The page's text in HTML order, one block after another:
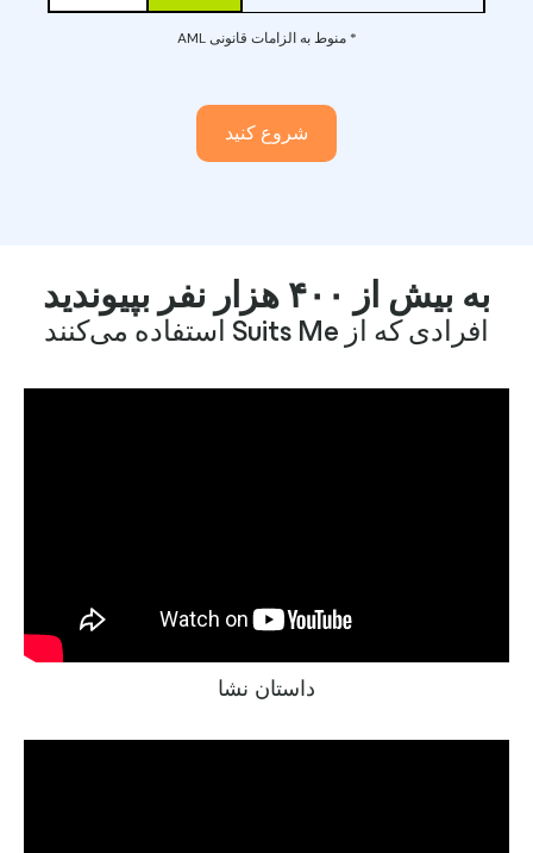
* منوط به الزامات قانونی AML
شروع کنید
به بیش از ۴۰۰ هزار نفر بپیوندید
افرادی که از Suits Me استفاده می‌کنند
داستان نشا